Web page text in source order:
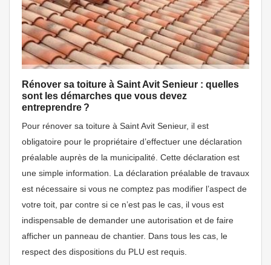
Rénover sa toiture à Saint Avit Senieur : quelles
sont les démarches que vous devez
entreprendre ?
Pour rénover sa toiture à Saint Avit Senieur, il est
obligatoire pour le propriétaire d’effectuer une déclaration
préalable auprès de la municipalité. Cette déclaration est
une simple information. La déclaration préalable de travaux
est nécessaire si vous ne comptez pas modifier l’aspect de
votre toit, par contre si ce n’est pas le cas, il vous est
indispensable de demander une autorisation et de faire
afficher un panneau de chantier. Dans tous les cas, le
respect des dispositions du PLU est requis.